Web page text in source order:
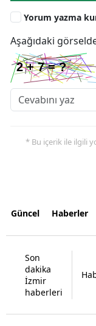
Yorum yazma
Aşağıdaki
* Bu içerik ile ilgili
Güncel Haberler
Son
dakika
İzmir
haberleri